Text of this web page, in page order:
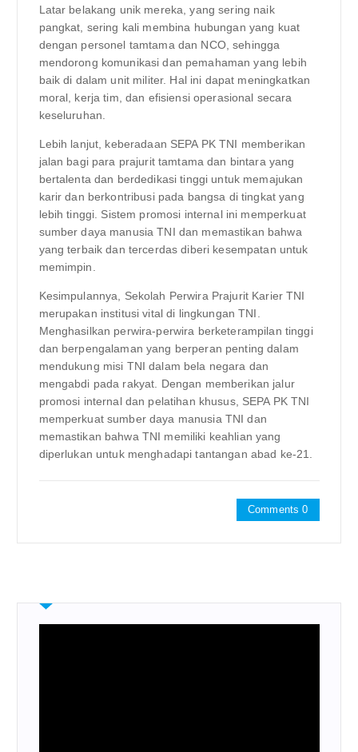
Latar belakang unik mereka, yang sering naik
pangkat, sering kali membina hubungan yang kuat
dengan personel tamtama dan NCO, sehingga
mendorong komunikasi dan pemahaman yang lebih
baik di dalam unit militer. Hal ini dapat meningkatkan
moral, kerja tim, dan efisiensi operasional secara
keseluruhan.
Lebih lanjut, keberadaan SEPA PK TNI memberikan
jalan bagi para prajurit tamtama dan bintara yang
bertalenta dan berdedikasi tinggi untuk memajukan
karir dan berkontribusi pada bangsa di tingkat yang
lebih tinggi. Sistem promosi internal ini memperkuat
sumber daya manusia TNI dan memastikan bahwa
yang terbaik dan tercerdas diberi kesempatan untuk
memimpin.
Kesimpulannya, Sekolah Perwira Prajurit Karier TNI
merupakan institusi vital di lingkungan TNI.
Menghasilkan perwira-perwira berketerampilan tinggi
dan berpengalaman yang berperan penting dalam
mendukung misi TNI dalam bela negara dan
mengabdi pada rakyat. Dengan memberikan jalur
promosi internal dan pelatihan khusus, SEPA PK TNI
memperkuat sumber daya manusia TNI dan
memastikan bahwa TNI memiliki keahlian yang
diperlukan untuk menghadapi tantangan abad ke-21.
Comments 0